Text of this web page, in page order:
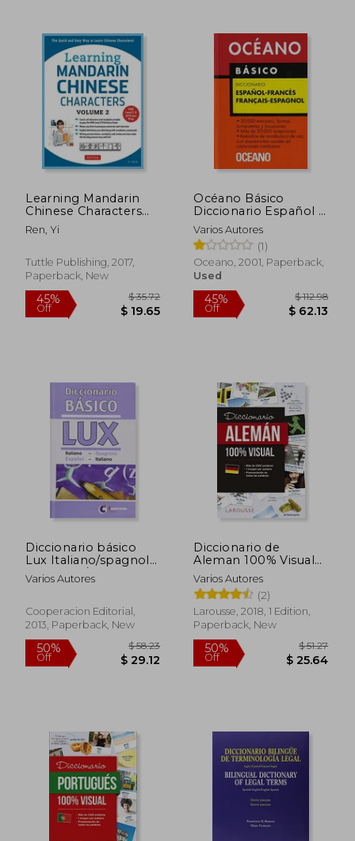
45%
$ 21.69
45%
Off
45%
Off $ 13.42 Off
Learning Mandarin
Chinese Characters
Volume 2: The Quick
and Easy way to
Characters! (Hsk Level
2 & ap Study Exam
Ren, Yi
Tuttle Publishing, 2017,
Paperback, New
Océano Básico
Diccionario Español -
Francés (in Spanish)
Varios Autores
(1)
Oceano, 2001, Paperback,
Used
Diccionario básico
Lux Italiano/spagnolo
- Español/italiano (in
Spanish)
Varios Autores
Cooperacion Editorial,
2013, Paperback, New
Diccionario de
Aleman 100% Visual
(in Alemán, Español)
Varios Autores
(2)
Larousse, 2018, 1 Edition,
Paperback, New